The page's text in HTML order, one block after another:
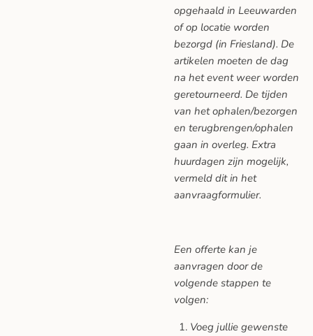
opgehaald in Leeuwarden
of op locatie worden
bezorgd (in Friesland). De
artikelen moeten de dag
na het event weer worden
geretourneerd. De tijden
van het ophalen/bezorgen
en terugbrengen/ophalen
gaan in overleg. Extra
huurdagen zijn mogelijk,
vermeld dit in het
aanvraagformulier.
Een offerte kan je
aanvragen door de
volgende stappen te
volgen:
Voeg jullie gewenste